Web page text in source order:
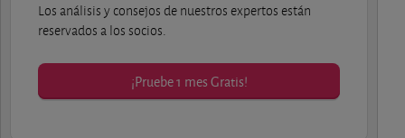
Los análisis y consejos de nuestros expertos están
reservados a los socios.
¡Pruebe 1 mes Gratis!